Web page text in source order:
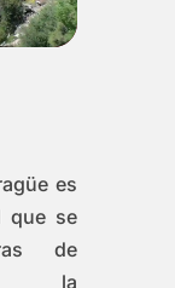
es
que se
de
la